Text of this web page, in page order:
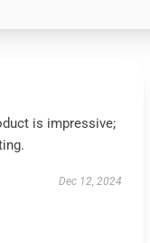
is impressive;
Dec 12, 2024